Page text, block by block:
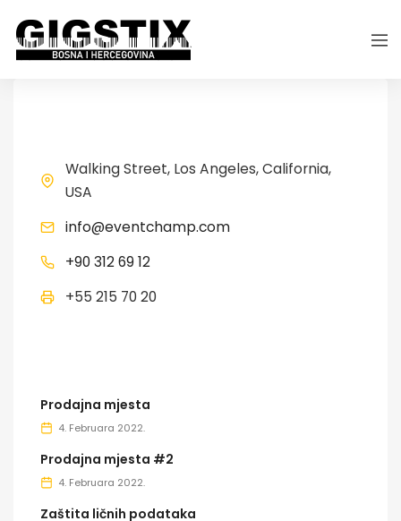
Walking Street, Los Angeles, California,
USA
info@eventchamp.com
+90 312 69 12
+55 215 70 20
Prodajna mjesta
4. Februara 2022.
Prodajna mjesta #2
4. Februara 2022.
Zaštita ličnih podataka